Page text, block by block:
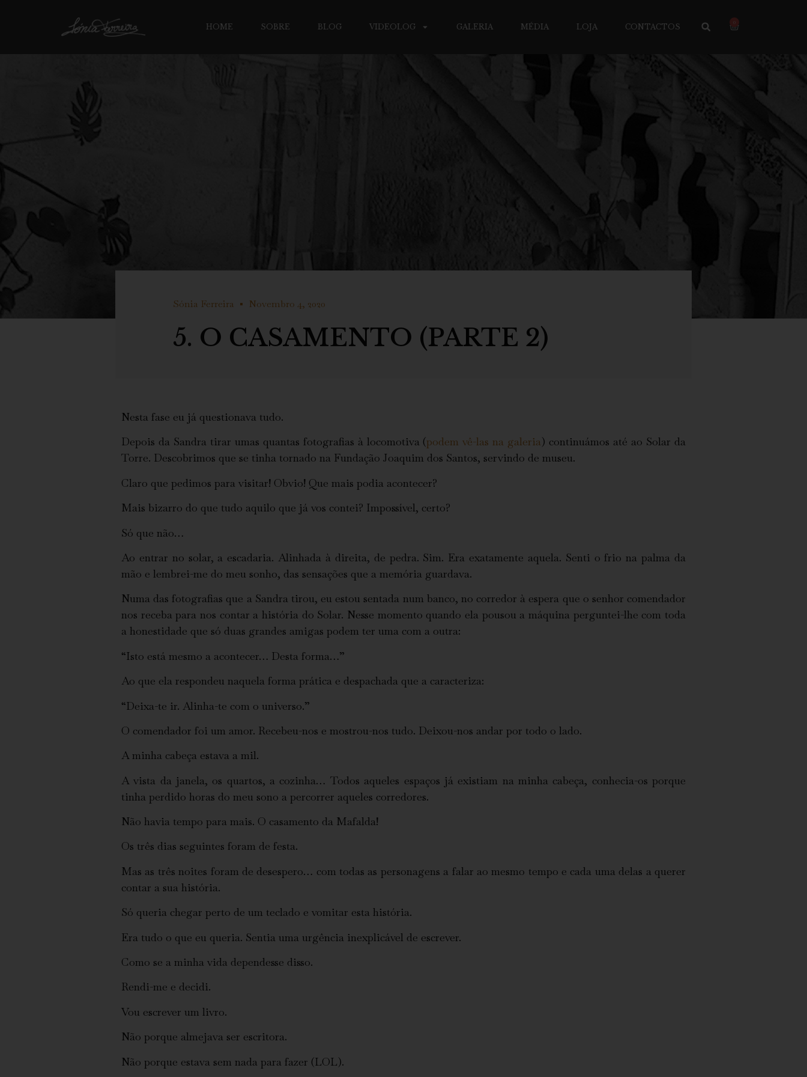
HOME SOBRE BLOG VIDEOLOG GALERIA MÉDIA LOJA CONTACTOS
0
Sónia Ferreira Novembro 4, 2020
5. O CASAMENTO (PARTE 2)
Nesta fase eu já questionava tudo.
Depois da Sandra tirar umas quantas fotografias à locomotiva (podem vê-las na galeria) continuámos até ao Solar da
Torre. Descobrimos que se tinha tornado na Fundação Joaquim dos Santos, servindo de museu.
Claro que pedimos para visitar! Obvio! Que mais podia acontecer?
Mais bizarro do que tudo aquilo que já vos contei? Impossível, certo?
Só que não…
Ao entrar no solar, a escadaria. Alinhada à direita, de pedra. Sim. Era exatamente aquela. Senti o frio na palma da
mão e lembrei-me do meu sonho, das sensações que a memória guardava.
Numa das fotografias que a Sandra tirou, eu estou sentada num banco, no corredor à espera que o senhor comendador
nos receba para nos contar a história do Solar. Nesse momento quando ela pousou a máquina perguntei-lhe com toda
a honestidade que só duas grandes amigas podem ter uma com a outra:
“Isto está mesmo a acontecer… Desta forma…”
Ao que ela respondeu naquela forma prática e despachada que a caracteriza:
“Deixa-te ir. Alinha-te com o universo.”
O comendador foi um amor. Recebeu-nos e mostrou-nos tudo. Deixou-nos andar por todo o lado.
A minha cabeça estava a mil.
A vista da janela, os quartos, a cozinha… Todos aqueles espaços já existiam na minha cabeça, conhecia-os porque
tinha perdido horas do meu sono a percorrer aqueles corredores.
Não havia tempo para mais. O casamento da Mafalda!
Os três dias seguintes foram de festa.
Mas as três noites foram de desespero… com todas as personagens a falar ao mesmo tempo e cada uma delas a querer
contar a sua história.
Só queria chegar perto de um teclado e vomitar esta história.
Era tudo o que eu queria. Sentia uma urgência inexplicável de escrever.
Como se a minha vida dependesse disso.
Rendi-me e decidi.
Vou escrever um livro.
Não porque almejava ser escritora.
Não porque estava sem nada para fazer (LOL).